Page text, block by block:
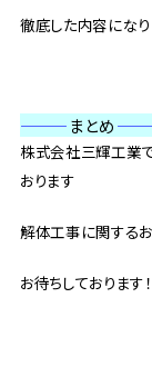
徹底した内容になり
———まとめ
株式会社三輝工業
おります
解体工事に関する
お待ちしております！